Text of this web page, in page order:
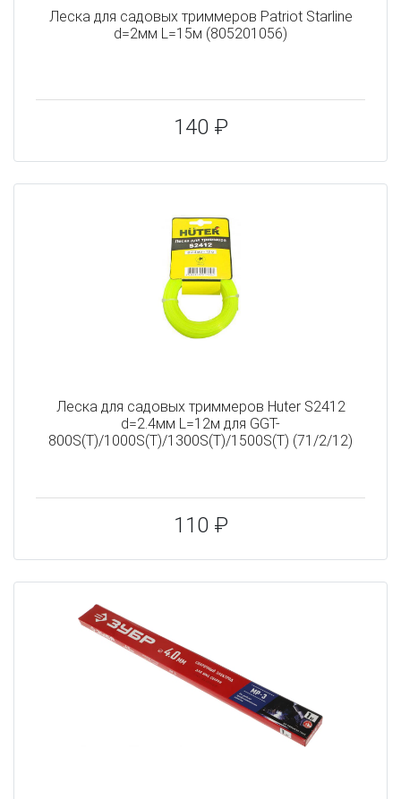
Леска для садовых триммеров Patriot Starline
d=2мм L=15м (805201056)
140 ₽
Леска для садовых триммеров Huter S2412
d=2.4мм L=12м для GGT-
800S(T)/1000S(T)/1300S(T)/1500S(T) (71/2/12)
110 ₽